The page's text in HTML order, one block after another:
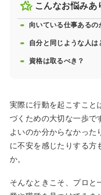
こんなお悩みあ
向いている仕事あるの
自分と同じような人は
資格は取るべき？
実際に行動を起こすこと
づくための大切な一歩で
よいのか分からなかった
に不安を感じたりする方
か。
そんなときこそ、プロと